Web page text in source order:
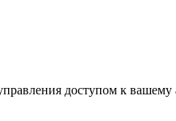
доступом к